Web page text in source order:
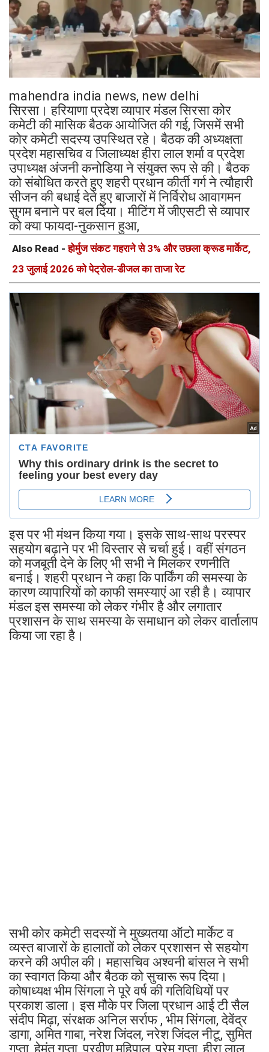
mahendra india news, new delhi
सिरसा। हरियाणा प्रदेश व्यापार मंडल सिरसा कोर
कमेटी की मासिक बैठक आयोजित की गई, जिसमें सभी
कोर कमेटी सदस्य उपस्थित रहे। बैठक की अध्यक्षता
प्रदेश महासचिव व जिलाध्यक्ष हीरा लाल शर्मा व प्रदेश
उपाध्यक्ष अंजनी कनोडिया ने संयुक्त रूप से की। बैठक
को संबोधित करते हुए शहरी प्रधान कीर्ती गर्ग ने त्यौहारी
सीजन की बधाई देते हुए बाजारों में निर्विरोध आवागमन
सुगम बनाने पर बल दिया। मीटिंग में जीएसटी से व्यापार
को क्या फायदा-नुकसान हुआ,
Also Read -होर्मुज संकट गहराने से 3% और उछला क्रूड मार्केट,
23 जुलाई 2026 को पेट्रोल-डीजल का ताजा रेट
इस पर भी मंथन किया गया। इसके साथ-साथ परस्पर
सहयोग बढ़ाने पर भी विस्तार से चर्चा हुई। वहीं संगठन
को मजबूती देने के लिए भी सभी ने मिलकर रणनीति
बनाई। शहरी प्रधान ने कहा कि पार्किंग की समस्या के
कारण व्यापारियों को काफी समस्याएं आ रही है। व्यापार
मंडल इस समस्या को लेकर गंभीर है और लगातार
प्रशासन के साथ समस्या के समाधान को लेकर वार्तालाप
किया जा रहा है।
सभी कोर कमेटी सदस्यों ने मुख्यतया ऑटो मार्केट व
व्यस्त बाजारों के हालातों को लेकर प्रशासन से सहयोग
करने की अपील की। महासचिव अश्वनी बांसल ने सभी
का स्वागत किया और बैठक को सुचारू रूप दिया।
कोषाध्यक्ष भीम सिंगला ने पूरे वर्ष की गतिविधियों पर
प्रकाश डाला। इस मौके पर जिला प्रधान आई टी सैल
संदीप मिढ़ा, संरक्षक अनिल सर्राफ , भीम सिंगला, देवेंद्र
डागा, अमित गाबा, नरेश जिंदल, नरेश जिंदल नीटू, सुमित
गुप्ता, हेमंत गुप्ता, प्रवीण महिपाल, प्रेम गुप्ता, हीरा लाल